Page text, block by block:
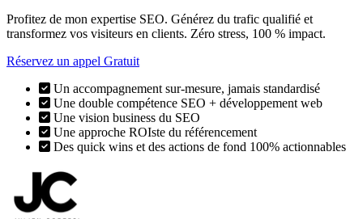
Profitez de mon expertise SEO. Générez du trafic qualifié et
transformez vos visiteurs en clients. Zéro stress, 100 % impact.
Réservez un appel Gratuit
Un accompagnement sur-mesure, jamais standardisé
Une double compétence SEO + développement web
Une vision business du SEO
Une approche ROIste du référencement
Des quick wins et des actions de fond 100% actionnables